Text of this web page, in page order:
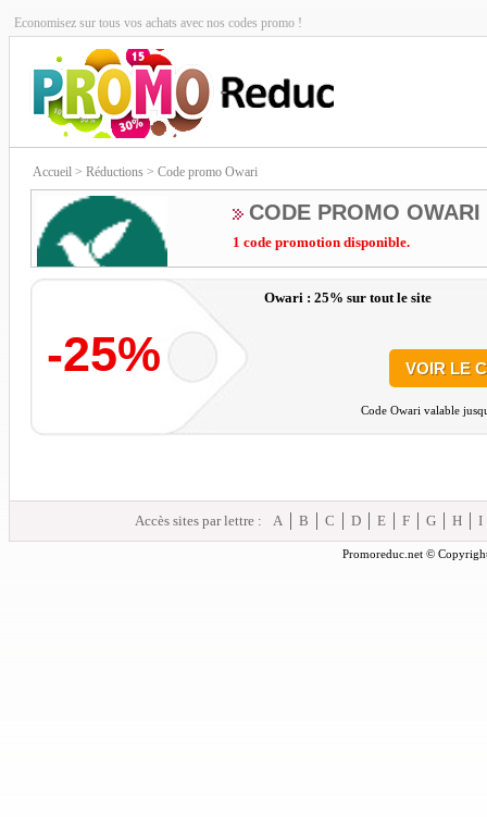
Economisez sur tous vos achats avec nos codes promo !
Accueil > Réductions > Code promo Owari
CODE PROMO OWARI
1 code promotion disponible.
-25%
Owari : 25% sur tout le site
VOIR LE
Code Owari valable
Accès sites par lettre : A B C D E F G H I
Promoreduc.net ©